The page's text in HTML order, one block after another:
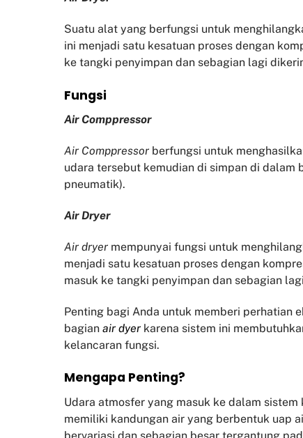
Suatu alat yang berfungsi untuk
ini menjadi satu kesatuan proses dengan
ke tangki penyimpan dan sebagian lagi
Fungsi
Air Comppressor
Air Comppressor berfungsi untuk
udara tersebut kemudian di simpan di dalam
pneumatik).
Air Dryer
Air dryer mempunyai fungsi untuk
menjadi satu kesatuan proses dengan
masuk ke tangki penyimpan dan sebagian
Penting bagi Anda untuk memberi perhatian
bagian air dyer karena sistem ini
kelancaran fungsi.
Mengapa Penting?
Udara atmosfer yang masuk ke dalam
memiliki kandungan air yang berbentuk uap